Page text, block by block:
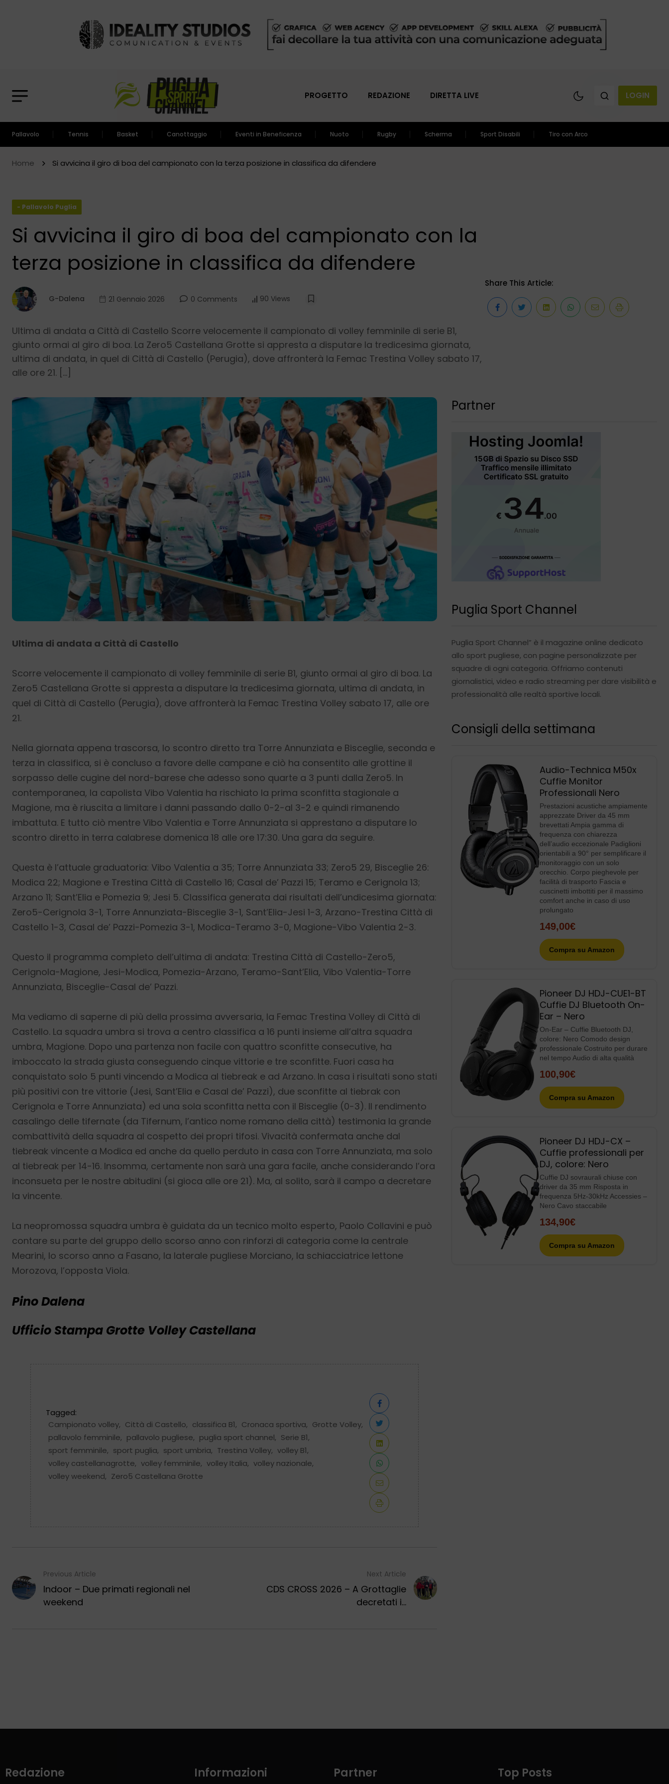
PROGETTO REDAZIONE DIRETTA LIVE LOGIN
Pallavolo Tennis Basket Canottaggio Eventi in Beneficenza Nuoto Rugby Scherma Sport Disabili Tiro con Arco
Home Si avvicina il giro di boa del campionato con la terza posizione in classifica da difendere
- Pallavolo Puglia
Si avvicina il giro di boa del campionato con la
terza posizione in classifica da difendere
G-Dalena 21 Gennaio 2026 0 Comments 90 Views
Ultima di andata a Città di Castello Scorre velocemente il campionato di volley femminile di serie B1,
giunto ormai al giro di boa. La Zero5 Castellana Grotte si appresta a disputare la tredicesima giornata,
ultima di andata, in quel di Città di Castello (Perugia), dove affronterà la Femac Trestina Volley sabato 17,
alle ore 21. […]
Share This Article:
Ultima di andata a Città di Castello
Scorre velocemente il campionato di volley femminile di serie B1, giunto ormai al giro di boa. La
Zero5 Castellana Grotte si appresta a disputare la tredicesima giornata, ultima di andata, in
quel di Città di Castello (Perugia), dove affronterà la Femac Trestina Volley sabato 17, alle ore
21.
Nella giornata appena trascorsa, lo scontro diretto tra Torre Annunziata e Bisceglie, seconda e
terza in classifica, si è concluso a favore delle campane e ciò ha consentito alle grottine il
sorpasso delle cugine del nord-barese che adesso sono quarte a 3 punti dalla Zero5. In
contemporanea, la capolista Vibo Valentia ha rischiato la prima sconfitta stagionale a
Magione, ma è riuscita a limitare i danni passando dallo 0-2-al 3-2 e quindi rimanendo
imbattuta. E tutto ciò mentre Vibo Valentia e Torre Annunziata si apprestano a disputare lo
scontro diretto in terra calabrese domenica 18 alle ore 17:30. Una gara da seguire.
Questa è l’attuale graduatoria: Vibo Valentia a 35; Torre Annunziata 33; Zero5 29, Bisceglie 26:
Modica 22; Magione e Trestina Città di Castello 16; Casal de’ Pazzi 15; Teramo e Cerignola 13;
Arzano 11; Sant’Elia e Pomezia 9; Jesi 5. Classifica generata dai risultati dell’undicesima giornata:
Zero5-Cerignola 3-1, Torre Annunziata-Bisceglie 3-1, Sant’Elia-Jesi 1-3, Arzano-Trestina Città di
Castello 1-3, Casal de’ Pazzi-Pomezia 3-1, Modica-Teramo 3-0, Magione-Vibo Valentia 2-3.
Questo il programma completo dell’ultima di andata: Trestina Città di Castello-Zero5,
Cerignola-Magione, Jesi-Modica, Pomezia-Arzano, Teramo-Sant’Elia, Vibo Valentia-Torre
Annunziata, Bisceglie-Casal de’ Pazzi.
Ma vediamo di saperne di più della prossima avversaria, la Femac Trestina Volley di Città di
Castello. La squadra umbra si trova a centro classifica a 16 punti insieme all’altra squadra
umbra, Magione. Dopo una partenza non facile con quattro sconfitte consecutive, ha
imboccato la strada giusta conseguendo cinque vittorie e tre sconfitte. Fuori casa ha
conquistato solo 5 punti vincendo a Modica al tiebreak e ad Arzano. In casa i risultati sono stati
più positivi con tre vittorie (Jesi, Sant’Elia e Casal de’ Pazzi), due sconfitte al tiebrak con
Cerignola e Torre Annunziata) ed una sola sconfitta netta con il Bisceglie (0-3). Il rendimento
casalingo delle tifernate (da Tifernum, l’antico nome romano della città) testimonia la grande
combattività della squadra al cospetto dei propri tifosi. Vivacità confermata anche dal
tiebreak vincente a Modica ed anche da quello perduto in casa con Torre Annunziata, ma solo
al tiebreak per 14-16. Insomma, certamente non sarà una gara facile, anche considerando l’ora
inconsueta per le nostre abitudini (si gioca alle ore 21). Ma, al solito, sarà il campo a decretare
la vincente.
La neopromossa squadra umbra è guidata da un tecnico molto esperto, Paolo Collavini e può
contare su parte del gruppo dello scorso anno con rinforzi di categoria come la centrale
Mearini, lo scorso anno a Fasano, la laterale pugliese Morciano, la schiacciatrice lettone
Morozova, l’opposta Viola.
Pino Dalena
Ufficio Stampa Grotte Volley Castellana
Tagged:
Campionato volley, Città di Castello, classifica B1, Cronaca sportiva, Grotte Volley,
pallavolo femminile, pallavolo pugliese, puglia sport channel, Serie B1,
sport femminile, sport puglia, sport umbria, Trestina Volley, volley B1,
volley castellanagrotte, volley femminile, volley Italia, volley nazionale,
volley weekend, Zero5 Castellana Grotte
Previous Article
Indoor – Due primati regionali nel
weekend
Next Article
CDS CROSS 2026 – A Grottaglie
decretati i...
Partner
Puglia Sport Channel
Puglia Sport Channel” è il magazine online dedicato
allo sport pugliese, con pagine personalizzate per
squadre di ogni categoria. Offriamo contenuti
giornalistici, video e radio streaming per dare visibilità e
professionalità alle realtà sportive locali.
Consigli della settimana
Audio-Technica M50x
Cuffie Monitor
Professionali Nero
Prestazioni acustiche ampiamente
apprezzate Driver da 45 mm
brevettati Ampia gamma di
frequenza con chiarezza
dell’audio eccezionale Padiglioni
orientabili a 90° per semplificare il
monitoraggio con un solo
orecchio. Corpo pieghevole per
facilità di trasporto Fascia e
cuscinetti imbottiti per il massimo
comfort anche in caso di uso
prolungato
149,00€
Compra su Amazon
Pioneer DJ HDJ-CUE1-BT
Cuffie DJ Bluetooth On-
Ear – Nero
On-Ear – Cuffie Bluetooth DJ,
colore: Nero Comodo design
professionale Costruito per durare
nel tempo Audio di alta qualità
100,90€
Compra su Amazon
Pioneer DJ HDJ-CX –
Cuffie professionali per
DJ, colore: Nero
Cuffie DJ sovraurali chiuse con
driver da 35 mm Risposta in
frequenza 5Hz-30kHz Accessies –
Nero Cavo staccabile
134,90€
Compra su Amazon
Redazione Informazioni Partner Top Posts